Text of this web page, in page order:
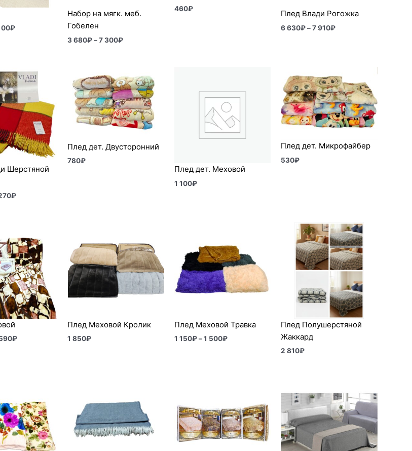
₽
Набор на мягк. меб.
Гобелен
3 680₽ – 7 300₽
460₽
Плед Влади Рогожка
6 630₽ – 7 910₽
Шерстяной
₽
Диапазон
цен:
3
570₽
–
5
270₽
Плед дет. Двусторонний
780₽
Плед дет. Меховой
1 100₽
Плед дет. Микрофайбер
530₽
₽
2
850₽
–
3
590₽
Плед Меховой Кролик
1 850₽
Плед Меховой Травка
1 150₽–1 500₽
150₽
–
1
500₽
Плед Полушерстяной
Жаккард
2 810₽
–
1
200₽